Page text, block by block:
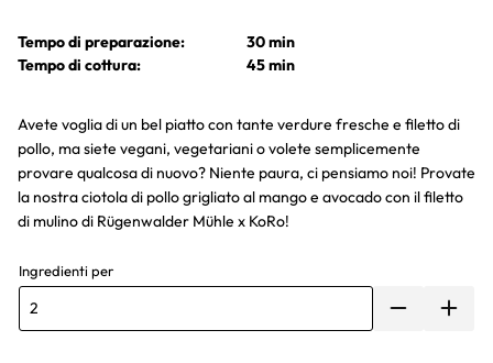
Tempo di preparazione:
30 min
Tempo di cottura:
45 min
Avete voglia di un bel piatto con tante verdure fresche e filetto di
pollo, ma siete vegani, vegetariani o volete semplicemente
provare qualcosa di nuovo? Niente paura, ci pensiamo noi! Provate
la nostra ciotola di pollo grigliato al mango e avocado con il filetto
di mulino di Rügenwalder Mühle x KoRo!
Ingredienti per